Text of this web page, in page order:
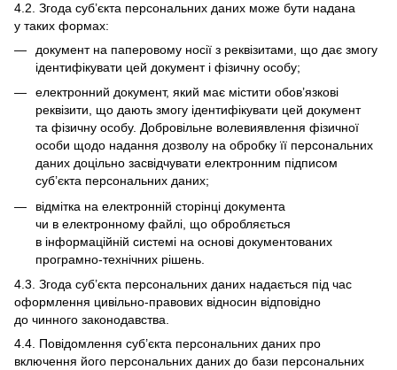
4.2. Згода суб’єкта персональних даних може бути надана
у таких формах:
документ на паперовому носії з реквізитами, що дає змогу
ідентифікувати цей документ і фізичну особу;
електронний документ, який має містити обов’язкові
реквізити, що дають змогу ідентифікувати цей документ
та фізичну особу. Добровільне волевиявлення фізичної
особи щодо надання дозволу на обробку її персональних
даних доцільно засвідчувати електронним підписом
суб’єкта персональних даних;
відмітка на електронній сторінці документа
чи в електронному файлі, що обробляється
в інформаційній системі на основі документованих
програмно-технічних рішень.
4.3. Згода суб’єкта персональних даних надається під час
оформлення цивільно-правових відносин відповідно
до чинного законодавства.
4.4. Повідомлення суб’єкта персональних даних про
включення його персональних даних до бази персональних